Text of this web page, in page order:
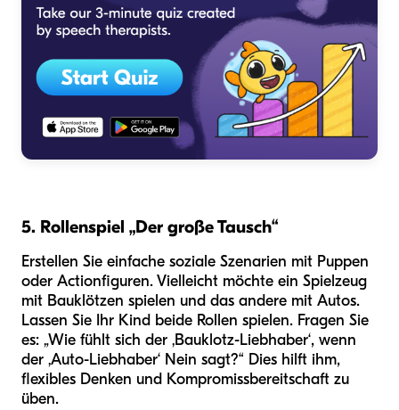
5. Rollenspiel „Der große Tausch“
Erstellen Sie einfache soziale Szenarien mit Puppen
oder Actionfiguren. Vielleicht möchte ein Spielzeug
mit Bauklötzen spielen und das andere mit Autos.
Lassen Sie Ihr Kind beide Rollen spielen. Fragen Sie
es: „Wie fühlt sich der ‚Bauklotz-Liebhaber‘, wenn
der ‚Auto-Liebhaber‘ Nein sagt?“ Dies hilft ihm,
flexibles Denken und Kompromissbereitschaft zu
üben.